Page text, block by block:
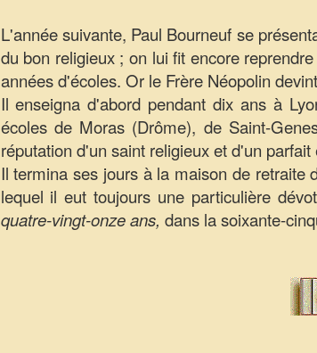
L'année suivante, Paul Bourneuf se
du bon religieux ; on lui fit encore
années d'écoles. Or le Frère Néopolin
Il enseigna d'abord pendant dix ans à
écoles de Moras (Drôme), de Saint-
réputation d'un saint religieux et d'un parfait
Il termina ses jours à la maison de retraite
lequel il eut toujours une particulière
quatre-vingt-onze ans, dans la soixante-